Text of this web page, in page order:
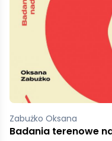
Zabużko Oksana